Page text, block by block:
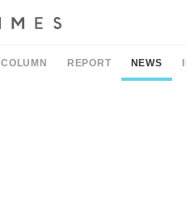
COLUMN REPORT NEWS